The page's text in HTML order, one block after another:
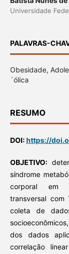
Universidade
PALAVRAS-
Obesidade,
´ólica
RESUMO
DOI:https://
OBJETIVO:
síndrome
corporal em
transversal com
coleta de
dos dados
correlação